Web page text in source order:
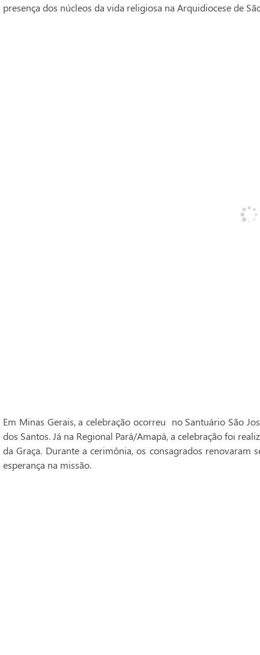
presença dos núcleos da vida religiosa na Arquidiocese de
Em Minas Gerais, a celebração ocorreu no Santuário São
dos Santos. Já na Regional Pará/Amapá, a celebração foi
da Graça. Durante a cerimônia, os consagrados renovaram
esperança na missão.